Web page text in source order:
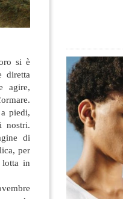
si è
diretta
agire,
piedi,
nostri.
di
per
lotta in